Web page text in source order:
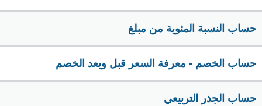
حساب النسبة المئوية من مبلغ
حساب الخصم - معرفة السعر قبل وبعد الخصم
حساب الجذر التربيعي